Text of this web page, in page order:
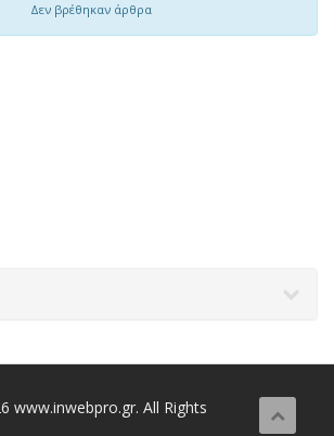
Δεν βρέθηκαν άρθρα
www.inwebpro.gr. All Rights